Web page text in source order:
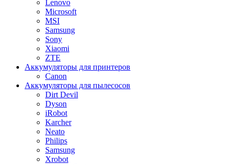
Lenovo
Microsoft
MSI
Samsung
Sony
Xiaomi
ZTE
Аккумуляторы для принтеров
Canon
Аккумуляторы для пылесосов
Dirt Devil
Dyson
iRobot
Karcher
Neato
Philips
Samsung
Xrobot